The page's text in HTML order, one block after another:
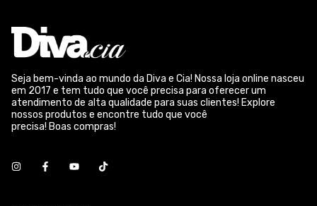
Seja bem-vinda ao mundo da Diva e Cia! Nossa loja online nasceu
em 2017 e tem tudo que você precisa para oferecer um
atendimento de alta qualidade para suas clientes! Explore
nossos produtos e encontre tudo que você
precisa! Boas compras!